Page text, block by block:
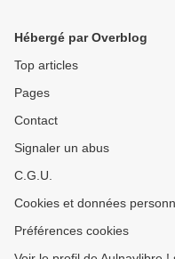
Hébergé par Overblog
Top articles
Pages
Contact
Signaler un abus
C.G.U.
Cookies et données
Préférences cookies